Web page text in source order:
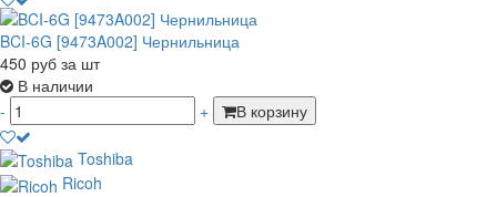
BCI-6G [9473A002] Чернильница
450 руб за шт
В наличии
-
+ В корзину
Toshiba
Ricoh